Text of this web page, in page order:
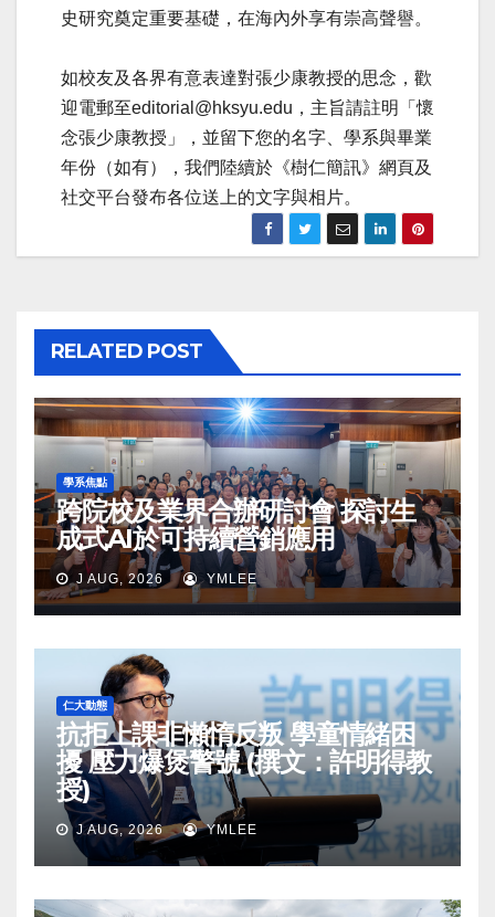
史研究奠定重要基礎，在海內外享有崇高聲譽。
如校友及各界有意表達對張少康教授的思念，歡
迎電郵至editorial@hksyu.edu，主旨請註明「懷
念張少康教授」，並留下您的名字、學系與畢業
年份（如有），我們陸續於《樹仁簡訊》網頁及
社交平台發布各位送上的文字與相片。
RELATED POST
學系焦點
跨院校及業界合辦研討會 探討生
成式AI於可持續營銷應用
J AUG, 2026 YMLEE
仁大動態
抗拒上課非懶惰反叛 學童情緒困
擾 壓力爆煲警號 (撰文：許明得教
授)
J AUG, 2026 YMLEE